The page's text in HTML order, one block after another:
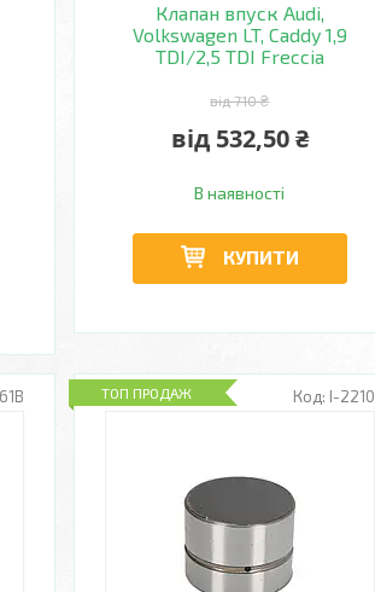
Клапан впуск Audi,
Volkswagen LT, Caddy 1,9
TDI/2,5 TDI Freccia
від 710 ₴
від 532,50 ₴
В наявності
КУПИТИ
I-2210
ТОП ПРОДАЖ